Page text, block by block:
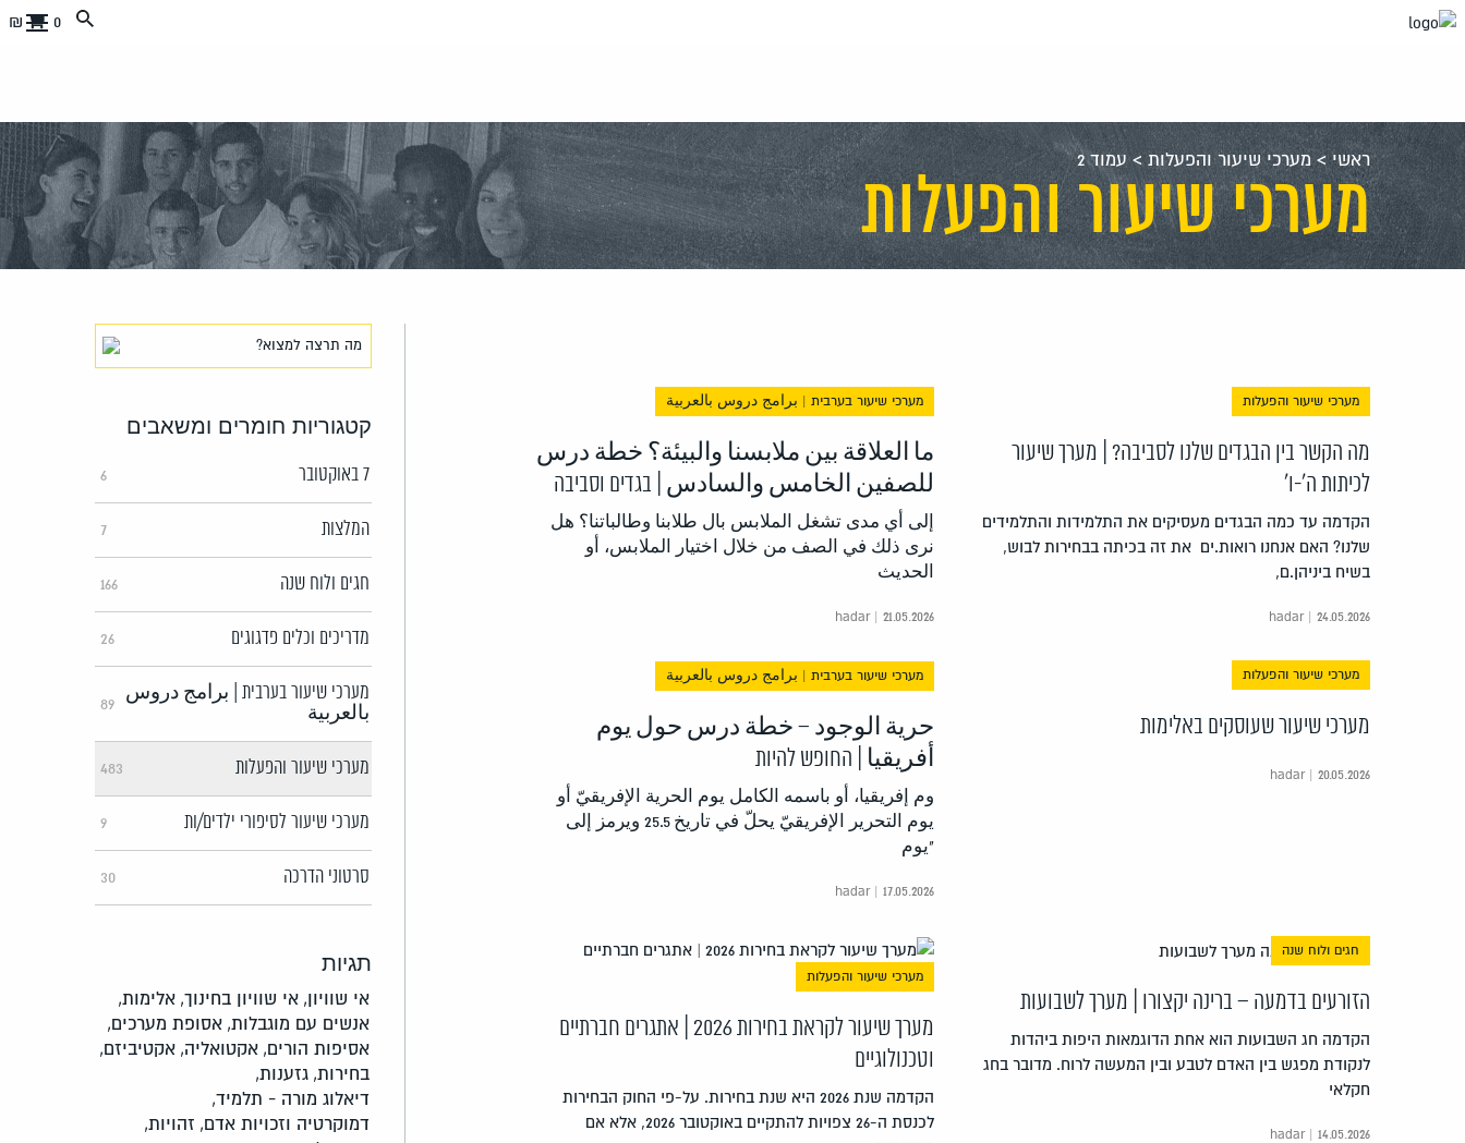
עבור
0 ₪
ראשי>מערכי שיעור והפעלות> עמוד 2
מערכי שיעור והפעלות
מערכי שיעור והפעלות
מה הקשר בין הבגדים שלנו לסביבה? | מערך שיעור
לכיתות ה'-ו'
הקדמה עד כמה הבגדים מעסיקים את התלמידות והתלמידים
שלנו? האם אנחנו רואות.ים את זה בכיתה בבחירות לבוש,
בשיח ביניהן.ם,
hadar | 24.05.2026
מערכי שיעור בערבית | برامج دروس بالعربية
ما العلاقة بين ملابسنا والبيئة؟ خطة درس
للصفين الخامس والسادس | בגדים וסביבה
إلى أي مدى تشغل الملابس بال طلابنا وطالباتنا؟ هل
نرى ذلك في الصف من خلال اختيار الملابس، أو
الحديث
hadar | 21.05.2026
מערכי שיעור והפעלות
מערכי שיעור שעוסקים באלימות
hadar | 20.05.2026
מערכי שיעור בערבית | برامج دروس بالعربية
حرية الوجود – خطة درس حول يوم
أفريقيا | החופש להיות
وم إفريقيا، أو باسمه الكامل يوم الحرية الإفريقيّ أو
يوم التحرير الإفريقيّ يحلّ في تاريخ 25.5 ويرمز إلى
"يوم
hadar | 17.05.2026
חגים ולוח שנה
הזורעים בדמעה – ברינה יקצורו | מערך לשבועות
הקדמה חג השבועות הוא אחת הדוגמאות היפות ביהדות
לנקודת מפגש בין האדם לטבע ובין המעשה לרוח. מדובר בחג
חקלאי
hadar | 14.05.2026
מערכי שיעור והפעלות
מערך שיעור לקראת בחירות 2026 | אתגרים חברתיים
וטכנולוגיים
הקדמה שנת 2026 היא שנת בחירות. על-פי החוק הבחירות
לכנסת ה-26 צפויות להתקיים באוקטובר 2026, אלא אם
קטגוריות חומרים ומשאבים
7 באוקטובר 6
המלצות 7
חגים ולוח שנה 166
מדריכים וכלים פדגוגים 26
מערכי שיעור בערבית | برامج دروس
بالعربية
89
מערכי שיעור והפעלות 483
מערכי שיעור לסיפורי ילדים/ות 9
סרטוני הדרכה 30
תגיות
אי שוויון, אי שוויון בחינוך, אלימות,
אנשים עם מוגבלות, אסופת מערכים,
אסיפות הורים, אקטואליה, אקטיביזם,
בחירות, גזענות,
דיאלוג מורה - תלמיד,
דמוקרטיה וזכויות אדם, זהויות,